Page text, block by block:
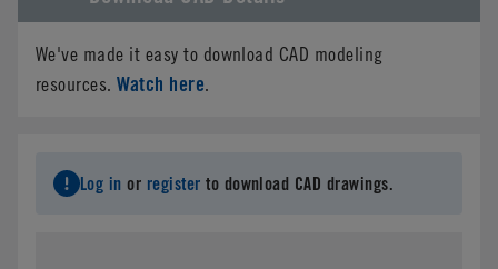
We've made it easy to download CAD modeling
resources.Watch here.
Log in or register to download CAD drawings.